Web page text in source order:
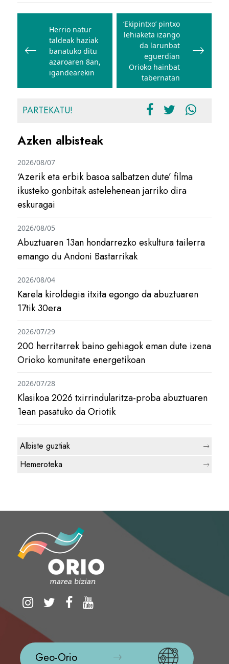
Bidalketetan
zehar
nabigatu
Herrio natur
taldeak haziak
banatuko ditu
azaroaren 8an,
igandearekin
‘Ekipintxo’ pintxo
lehiaketa izango
da larunbat
eguerdian
Orioko hainbat
tabernatan
PARTEKATU!
Azken albisteak
‘Azerik eta erbik basoa salbatzen dute’ filma
ikusteko gonbitak astelehenean jarriko dira
eskuragai
2026/08/07
Abuztuaren 13an hondarrezko eskultura tailerra
emango du Andoni Bastarrikak
2026/08/05
Karela kiroldegia itxita egongo da abuztuaren
17tik 30era
2026/08/04
200 herritarrek baino gehiagok eman dute izena
Orioko komunitate energetikoan
2026/07/29
Klasikoa 2026 txirrindularitza-proba abuztuaren
1ean pasatuko da Oriotik
2026/07/28
Albiste guztiak
Hemeroteka
Geo-Orio